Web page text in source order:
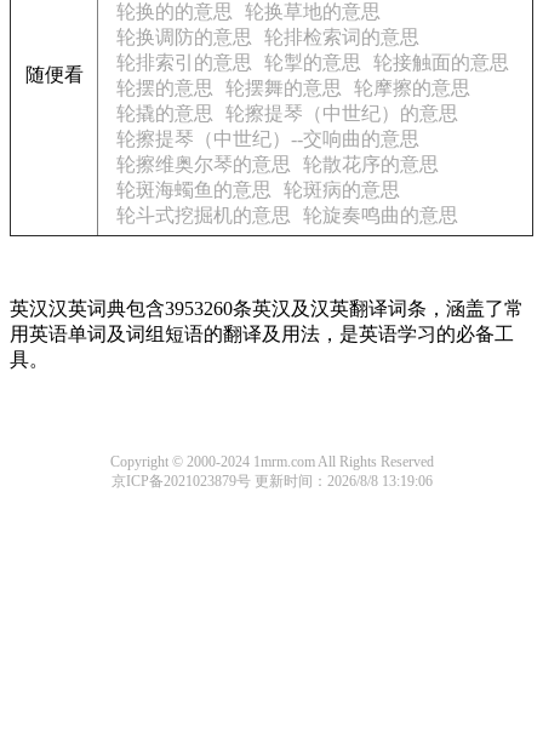
随便看
轮换的的意思
轮换草地的意思
轮换调防的意思
轮排检索词的意思
轮排索引的意思
轮掣的意思
轮接触面的意思
轮摆的意思
轮摆舞的意思
轮摩擦的意思
轮撬的意思
轮擦提琴（中世纪）的意思
轮擦提琴（中世纪）--交响曲的意思
轮擦维奥尔琴的意思
轮散花序的意思
轮斑海蠋鱼的意思
轮斑病的意思
轮斗式挖掘机的意思
轮旋奏鸣曲的意思
英汉汉英词典包含3953260条英汉及汉英翻译词条，涵盖了常
用英语单词及词组短语的翻译及用法，是英语学习的必备工
具。
Copyright © 2000-2024 1mrm.com All Rights Reserved
京ICP备2021023879号 更新时间：2026/8/8 13:19:06